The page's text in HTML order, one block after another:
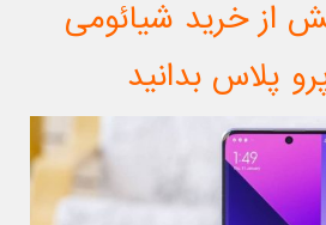
از خرید شیائومی